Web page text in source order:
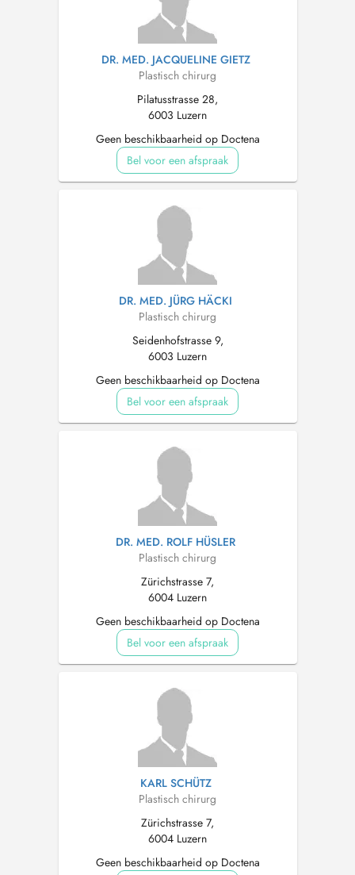
DR. MED. JACQUELINE GIETZ
Plastisch chirurg
Pilatusstrasse 28,
6003 Luzern
Geen beschikbaarheid op Doctena
Bel voor een afspraak
DR. MED. JÜRG HÄCKI
Plastisch chirurg
Seidenhofstrasse 9,
6003 Luzern
Geen beschikbaarheid op Doctena
Bel voor een afspraak
DR. MED. ROLF HÜSLER
Plastisch chirurg
Zürichstrasse 7,
6004 Luzern
Geen beschikbaarheid op Doctena
Bel voor een afspraak
KARL SCHÜTZ
Plastisch chirurg
Zürichstrasse 7,
6004 Luzern
Geen beschikbaarheid op Doctena